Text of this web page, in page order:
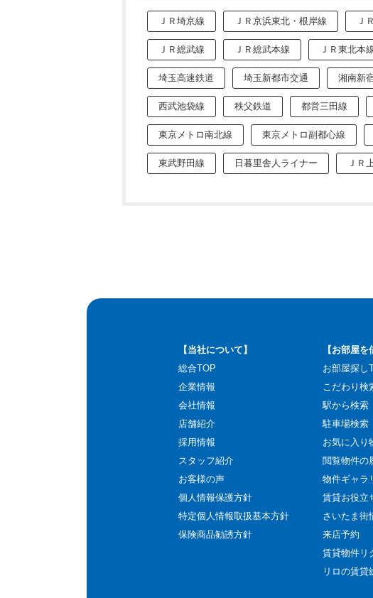
ＪＲ埼京線 ＪＲ京浜東北・根岸線 Ｊ
ＪＲ総武線 ＪＲ総武本線 ＪＲ東北本
埼玉高速鉄道 埼玉新都市交通 湘南新
西武池袋線 秩父鉄道 都営三田線
東京メトロ南北線 東京メトロ副都心線
東武野田線 日暮里舎人ライナー ＪＲ
【当社について】
総合TOP
企業情報
会社情報
店舗紹介
採用情報
スタッフ紹介
お客様の声
個人情報保護方針
特定個人情報取扱基本方針
保険商品勧誘方針
【お部屋を
お部屋探し
こだわり検
駅から検索
駐車場検索
お気に入り
閲覧物件の
物件ギャラ
賃貸お役立
さいたま街
来店予約
賃貸物件リ
リロの賃貸